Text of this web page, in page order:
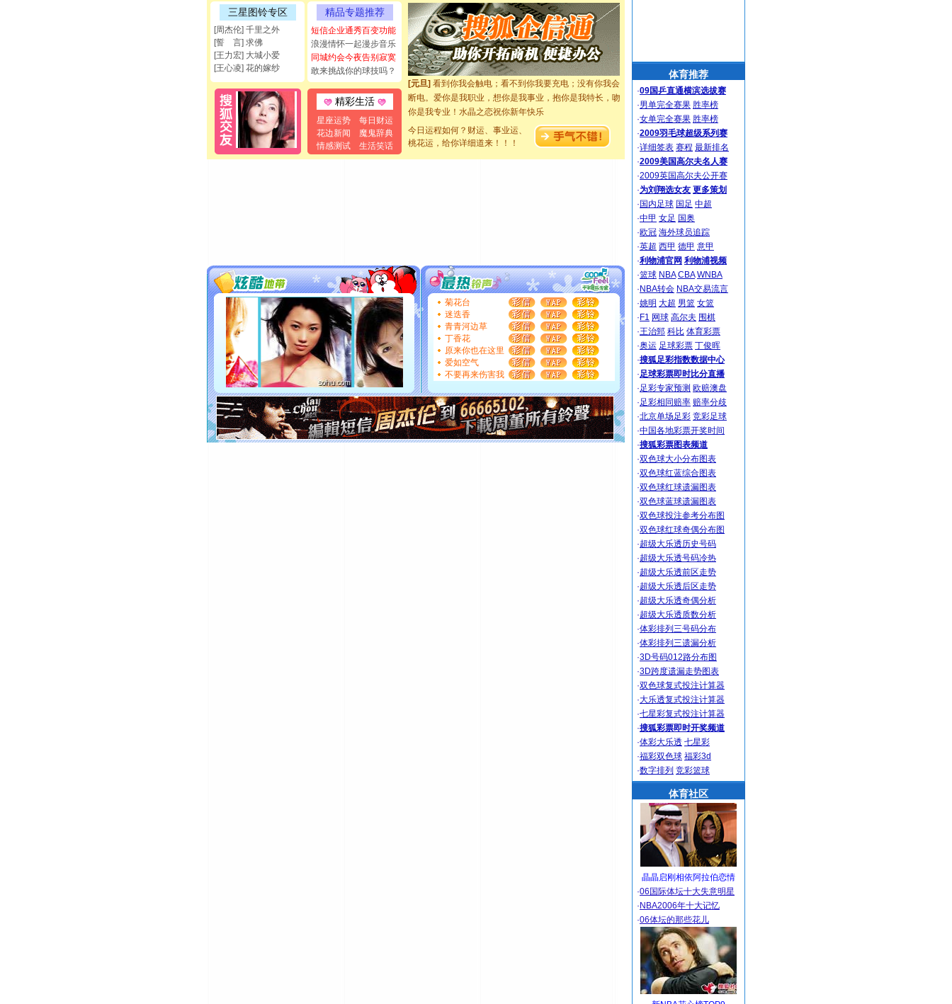
三星图铃专区
[周杰伦] 千里之外
[誓 言] 求佛
[王力宏] 大城小爱
[王心凌] 花的嫁纱
精品专题推荐
短信企业通秀百变功能
浪漫情怀一起漫步音乐
同城约会今夜告别寂寞
敢来挑战你的球技吗？
精彩生活
星座运势
每日财运
花边新闻
魔鬼辞典
情感测试
生活笑话
[圣诞节]不只这样的日子才会想起你,而是这样的日子才
能正大光明地骚扰你,告诉你,圣诞要快乐!新年要快乐!天天
都要快乐噢!
[圣诞节]奉上一颗祝福的心,在这个特别的日子里,愿幸福,
如意,快乐,鲜花,一切美好的祝愿与你同在.圣诞快乐!
[元旦]看到你我会触电；看不到你我要充电；没有你我会
断电。爱你是我职业，想你是我事业，抱你是我特长，吻
你是我专业！水晶之恋祝你新年快乐
[元旦] 如果上天让我许三个愿望，一是今生今世和你在一
起；二是再生再世和你在一起；三是三生三世和你不再分
离。水晶之恋祝你新年快乐
[元旦]当我狠下心扭头离去那一刻，你在我身后无助地哭
送你一棵薰衣草，愿你新年快乐！
[圣诞节]圣诞节到了，想想没什么送给你的，又不打算给
你太多，只有给你五千万：千万快乐！千万要健康！千万
要平安！千万要知足！千万不要忘记我！
[圣诞节]
不只这样的日子才会想起你,而是这样的日子才
能正大光明地骚扰你,告诉你,圣诞要快乐!新年要快乐!天天
都要快乐噢!
[圣诞节]奉上一颗祝福的心,在这个特别的日子里,愿幸福,
如意,快乐,鲜花,一切美好的祝愿与你同在.圣诞快乐!
[元旦]看到你我会触电；看不到你我要充电；没有你我会
断电。爱你是我职业，想你是我事业，抱你是我特长，吻
你是我专业！水晶之恋祝你新年快乐
[元旦]如果上天让我许三个愿望，一是今生今世和你在一
今日运程如何？财运、事业运、
桃花运，给你详细道来！！！
菊花台
迷迭香
青青河边草
丁香花
原来你也在这里
爱如空气
不要再来伤害我
体育推荐
·09国乒直通横滨选拔赛
·男单完全赛果 胜率榜
·女单完全赛果 胜率榜
·2009羽毛球超级系列赛
·详细签表 赛程 最新排名
·2009美国高尔夫名人赛
·2009英国高尔夫公开赛
·为刘翔选女友 更多策划
· 国内足球 国足 中超
·中甲 女足 国奥
·欧冠 海外球员追踪
·英超 西甲 德甲 意甲
·利物浦官网 利物浦视频
·篮球 NBA CBA WNBA
· NBA转会 NBA交易流言
·姚明 大超 男篮 女篮
· F1 网球 高尔夫 围棋
·王治郅 科比 体育彩票
·奥运 足球彩票 丁俊晖
·搜狐足彩指数数据中心
·足球彩票即时比分直播
·足彩专家预测 欧赔澳盘
·足彩相同赔率 赔率分歧
·北京单场足彩 竞彩足球
·中国各地彩票开奖时间
·搜狐彩票图表频道
·双色球大小分布图表
·双色球红蓝综合图表
·双色球红球遗漏图表
·双色球蓝球遗漏图表
·双色球投注参考分布图
·双色球红球奇偶分布图
·超级大乐透历史号码
·超级大乐透号码冷热
·超级大乐透前区走势
·超级大乐透后区走势
·超级大乐透奇偶分析
·超级大乐透质数分析
·体彩排列三号码分布
·体彩排列三遗漏分析
·3D号码012路分布图
·3D跨度遗漏走势图表
·双色球复式投注计算器
·大乐透复式投注计算器
·七星彩复式投注计算器
·搜狐彩票即时开奖频道
·体彩大乐透 七星彩
·福彩双色球 福彩3d
·数字排列 竞彩篮球
体育社区
晶晶启刚相依阿拉伯恋情
·06国际体坛十大失意明星
· NBA2006年十大记忆
·06体坛的那些花儿